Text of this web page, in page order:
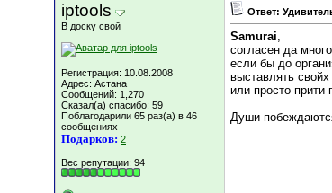
iptools
В доску свой
Регистрация: 10.08.2008
Адрес: Астана
Сообщений: 1,270
Сказал(а) спасибо: 59
Поблагодарили 65 раз(а) в 46
сообщениях
Подарков: 2
Вес репутации: 94
Ответ:
Samurai,
согласен да
если бы до
выставлять
или просто прити
Души